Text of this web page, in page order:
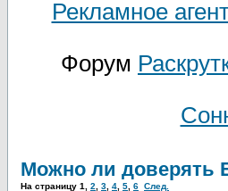
Рекламное
Форум
Можно ли доверять
На страницу 1 2 3 4 5 6 След.